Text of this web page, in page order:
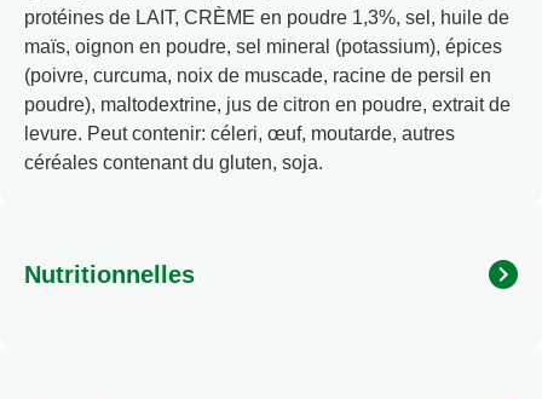
protéines de LAIT, CRÈME en poudre 1,3%, sel, huile de
maïs, oignon en poudre, sel mineral (potassium), épices
(poivre, curcuma, noix de muscade, racine de persil en
poudre), maltodextrine, jus de citron en poudre, extrait de
levure. Peut contenir: céleri, œuf, moutarde, autres
céréales contenant du gluten, soja.
Nutritionnelles